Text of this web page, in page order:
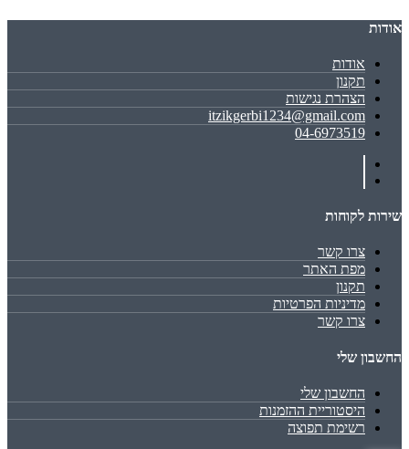
אודות
אודות
תקנון
הצהרת נגישות
itzikgerbi1234@gmail.com
04-6973519
שירות לקוחות
צרו קשר
מפת האתר
תקנון
מדיניות הפרטיות
צרו קשר
החשבון שלי
החשבון שלי
היסטוריית ההזמנות
רשימת תפוצה